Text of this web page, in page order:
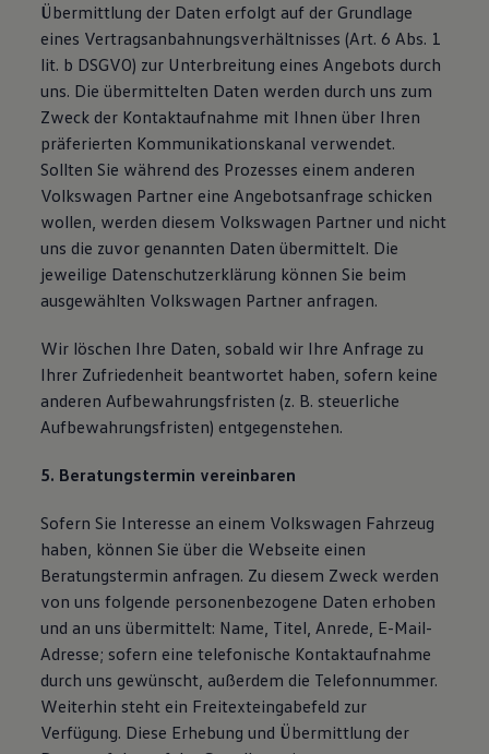
Übermittlung der Daten erfolgt auf der Grundlage
eines Vertragsanbahnungsverhältnisses (Art. 6 Abs. 1
lit. b DSGVO) zur Unterbreitung eines Angebots durch
uns. Die übermittelten Daten werden durch uns zum
Zweck der Kontaktaufnahme mit Ihnen über Ihren
präferierten Kommunikationskanal verwendet.
Sollten Sie während des Prozesses einem anderen
Volkswagen Partner eine Angebotsanfrage schicken
wollen, werden diesem Volkswagen Partner und nicht
uns die zuvor genannten Daten übermittelt. Die
jeweilige Datenschutzerklärung können Sie beim
ausgewählten Volkswagen Partner anfragen.
Wir löschen Ihre Daten, sobald wir Ihre Anfrage zu
Ihrer Zufriedenheit beantwortet haben, sofern keine
anderen Aufbewahrungsfristen (z. B. steuerliche
Aufbewahrungsfristen) entgegenstehen.
5. Beratungstermin vereinbaren
Sofern Sie Interesse an einem Volkswagen Fahrzeug
haben, können Sie über die Webseite einen
Beratungstermin anfragen. Zu diesem Zweck werden
von uns folgende personenbezogene Daten erhoben
und an uns übermittelt: Name, Titel, Anrede, E-Mail-
Adresse; sofern eine telefonische Kontaktaufnahme
durch uns gewünscht, außerdem die Telefonnummer.
Weiterhin steht ein Freitexteingabefeld zur
Verfügung. Diese Erhebung und Übermittlung der